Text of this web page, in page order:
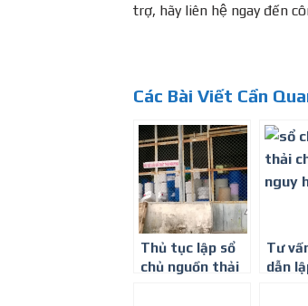
trợ, hãy liên hệ ngay đến
Các Bài Viết Cần
Thủ tục lập sổ
chủ nguồn thải
Tư
dẫn